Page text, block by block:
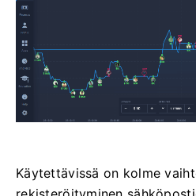
Käytettävissä on kolme